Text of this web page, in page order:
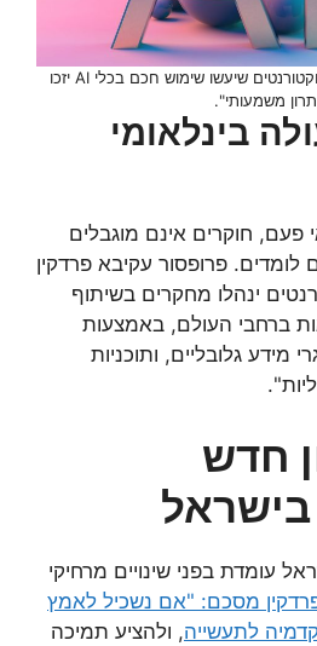
פרופסור עקיבא פרדקין: "דוקטורנטים שיעשו שימוש חכם בכלי AI יזכו
משמעותי".
בינלאומי
פעם, חוקרים אינם מוגבלים
פרופסור עקיבא פרדקין
ינהלו מחקרים בשיתוף
ברחבי העולם, באמצעות
מידע גלובליים, ותוכניות
חדש
בישראל
עומדת בפני שינויים מרחיקי
מסכם: "אם נשכיל לאמץ
לתעשייה, ולהציע תמיכה